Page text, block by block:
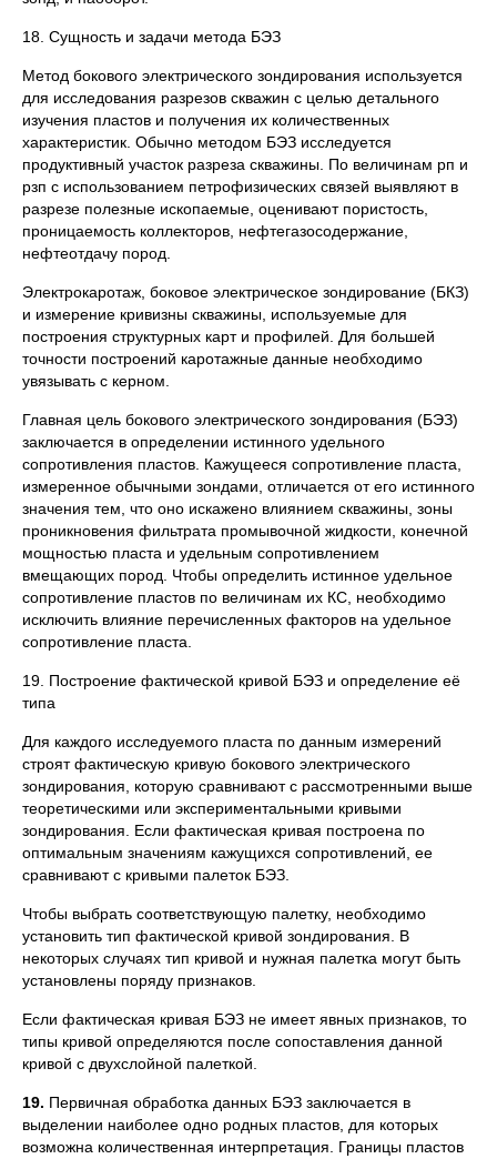
18. Сущность и задачи метода БЭЗ
Метод бокового электрического зондирования используется
для исследования разрезов скважин с целью детального
изучения пластов и получения их количественных
характеристик. Обычно методом БЭЗ исследуется
продуктивный участок разреза скважины. По величинам рп и
рзп с использованием петрофизических связей выявляют в
разрезе полезные ископаемые, оценивают пористость,
проницаемость коллекторов, нефтегазосодержание,
нефтеотдачу пород.
Электрокаротаж, боковое электрическое зондирование (БКЗ)
и измерение кривизны скважины, используемые для
построения структурных карт и профилей. Для большей
точности построений каротажные данные необходимо
увязывать с керном.
Главная цель бокового электрического зондирования (БЭЗ)
заключается в определении истинного удельного
сопротивления пластов. Кажущееся сопротивление пласта,
измеренное обычными зондами, отличается от его истинного
значения тем, что оно искажено влиянием скважины, зоны
проникновения фильтрата промывочной жидкости, конечной
мощностью пласта и удельным сопротивлением
вмещающих пород. Чтобы определить истинное удельное
сопротивление пластов по величинам их КС, необходимо
исключить влияние перечисленных факторов на удельное
сопротивление пласта.
19. Построение фактической кривой БЭЗ и определение её
типа
Для каждого исследуемого пласта по данным измерений
строят фактическую кривую бокового электрического
зондирования, которую сравнивают с рассмотренными выше
теоретическими или экспериментальными кривыми
зондирования. Если фактическая кривая построена по
оптимальным значениям кажущихся сопротивлений, ее
сравнивают с кривыми палеток БЭЗ.
Чтобы выбрать соответствующую палетку, необходимо
установить тип фактической кривой зондирования. В
некоторых случаях тип кривой и нужная палетка могут быть
установлены поряду признаков.
Если фактическая кривая БЭЗ не имеет явных признаков, то
типы кривой определяются после сопоставления данной
кривой с двухслойной палеткой.
19. Первичная обработка данных БЭЗ заключается в
выделении наиболее одно родных пластов, для которых
возможна количественная интерпретация. Границы пластов